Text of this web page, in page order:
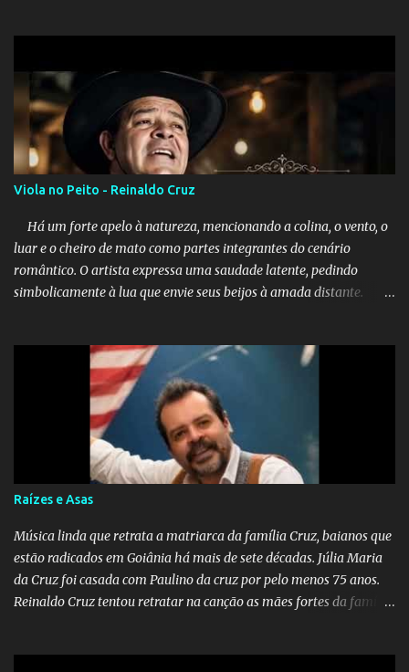
Viola no Peito - Reinaldo Cruz
Há um forte apelo à natureza, mencionando a colina, o vento, o
luar e o cheiro de mato como partes integrantes do cenário
romântico. O artista expressa uma saudade latente, pedindo
simbolicamente à lua que envie seus beijos à amada distante. A
destino. Reinaldo Cruz enfatiza que seu coração nasceu para ela e
que continuará esperando enquanto houver canções para entoar. A
obra conclui como uma promessa de fidelidade e esperança no
reencontro, unindo a tradição da viola com o sentimento universal
do amor. No geral, o vídeo apresenta uma narrativa lírica sobre a
persistência do afeto através do tempo e do espaço. YouTube
YouTube YouTube
Raízes e Asas
Música linda que retrata a matriarca da família Cruz, baianos que
estão radicados em Goiânia há mais de sete décadas. Júlia Maria
da Cruz foi casada com Paulino da cruz por pelo menos 75 anos.
Reinaldo Cruz tentou retratar na canção as mães fortes da família